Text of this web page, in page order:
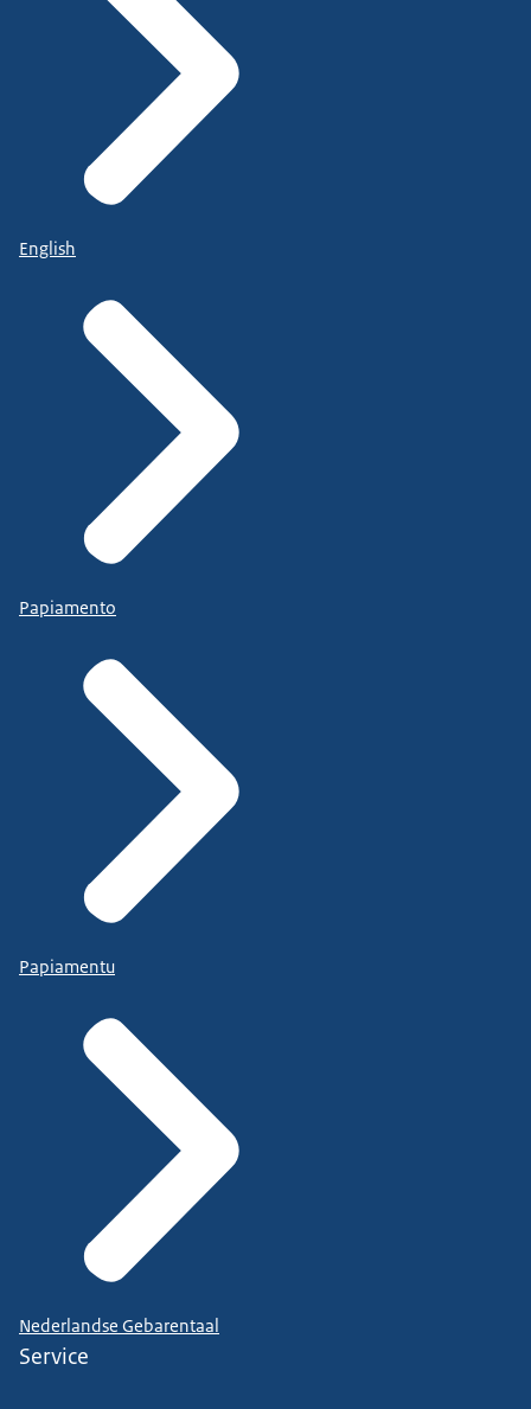
English
Papiamento
Papiamentu
Nederlandse Gebarentaal
Service